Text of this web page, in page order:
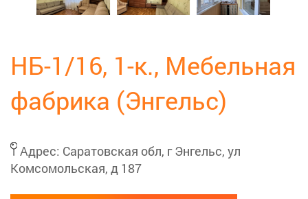
НБ-1/16, 1-к., Мебельная
фабрика (Энгельс)
Адрес: Саратовская обл, г Энгельс, ул
Комсомольская, д 187